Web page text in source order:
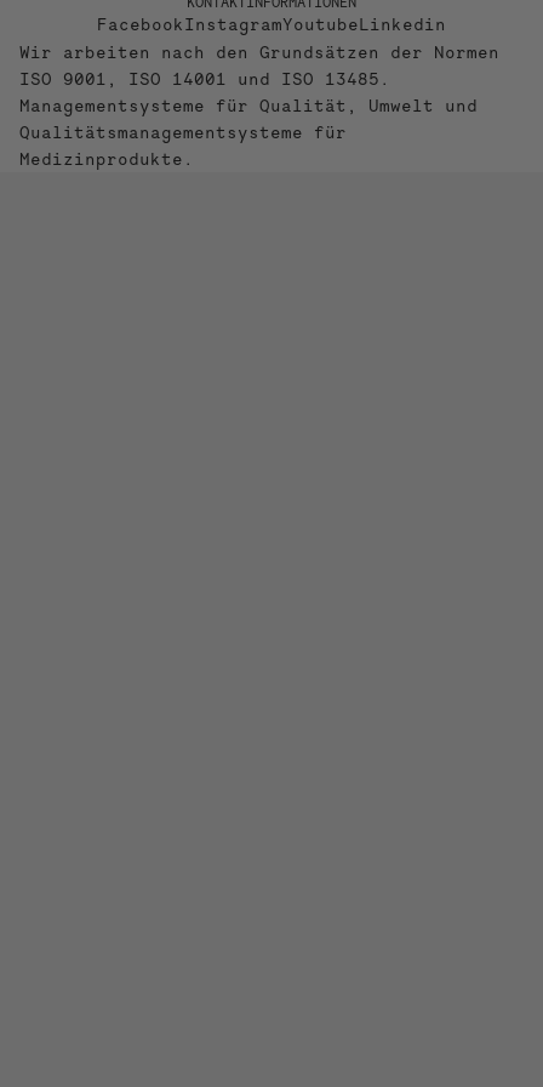
FacebookInstagramYoutubeLinkedin
Wir arbeiten nach den Grundsätzen der Normen
ISO 9001, ISO 14001 und ISO 13485.
Managementsysteme für Qualität, Umwelt und
Qualitätsmanagementsysteme für
Medizinprodukte.